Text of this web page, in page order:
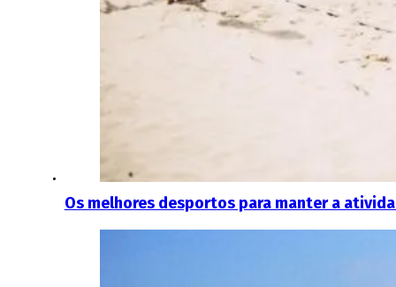
Os melhores desportos para manter a